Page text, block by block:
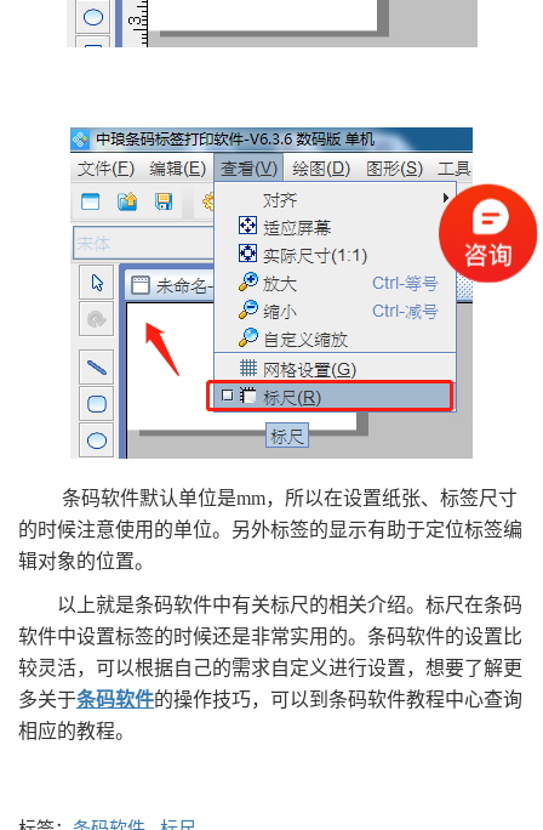
条码软件默认单位是mm，所以在设置纸张、标签尺寸
的时候注意使用的单位。另外标签的显示有助于定位标签编
辑对象的位置。
以上就是条码软件中有关标尺的相关介绍。标尺在条码
软件中设置标签的时候还是非常实用的。条码软件的设置比
较灵活，可以根据自己的需求自定义进行设置，想要了解更
多关于条码软件的操作技巧，可以到条码软件教程中心查询
相应的教程。